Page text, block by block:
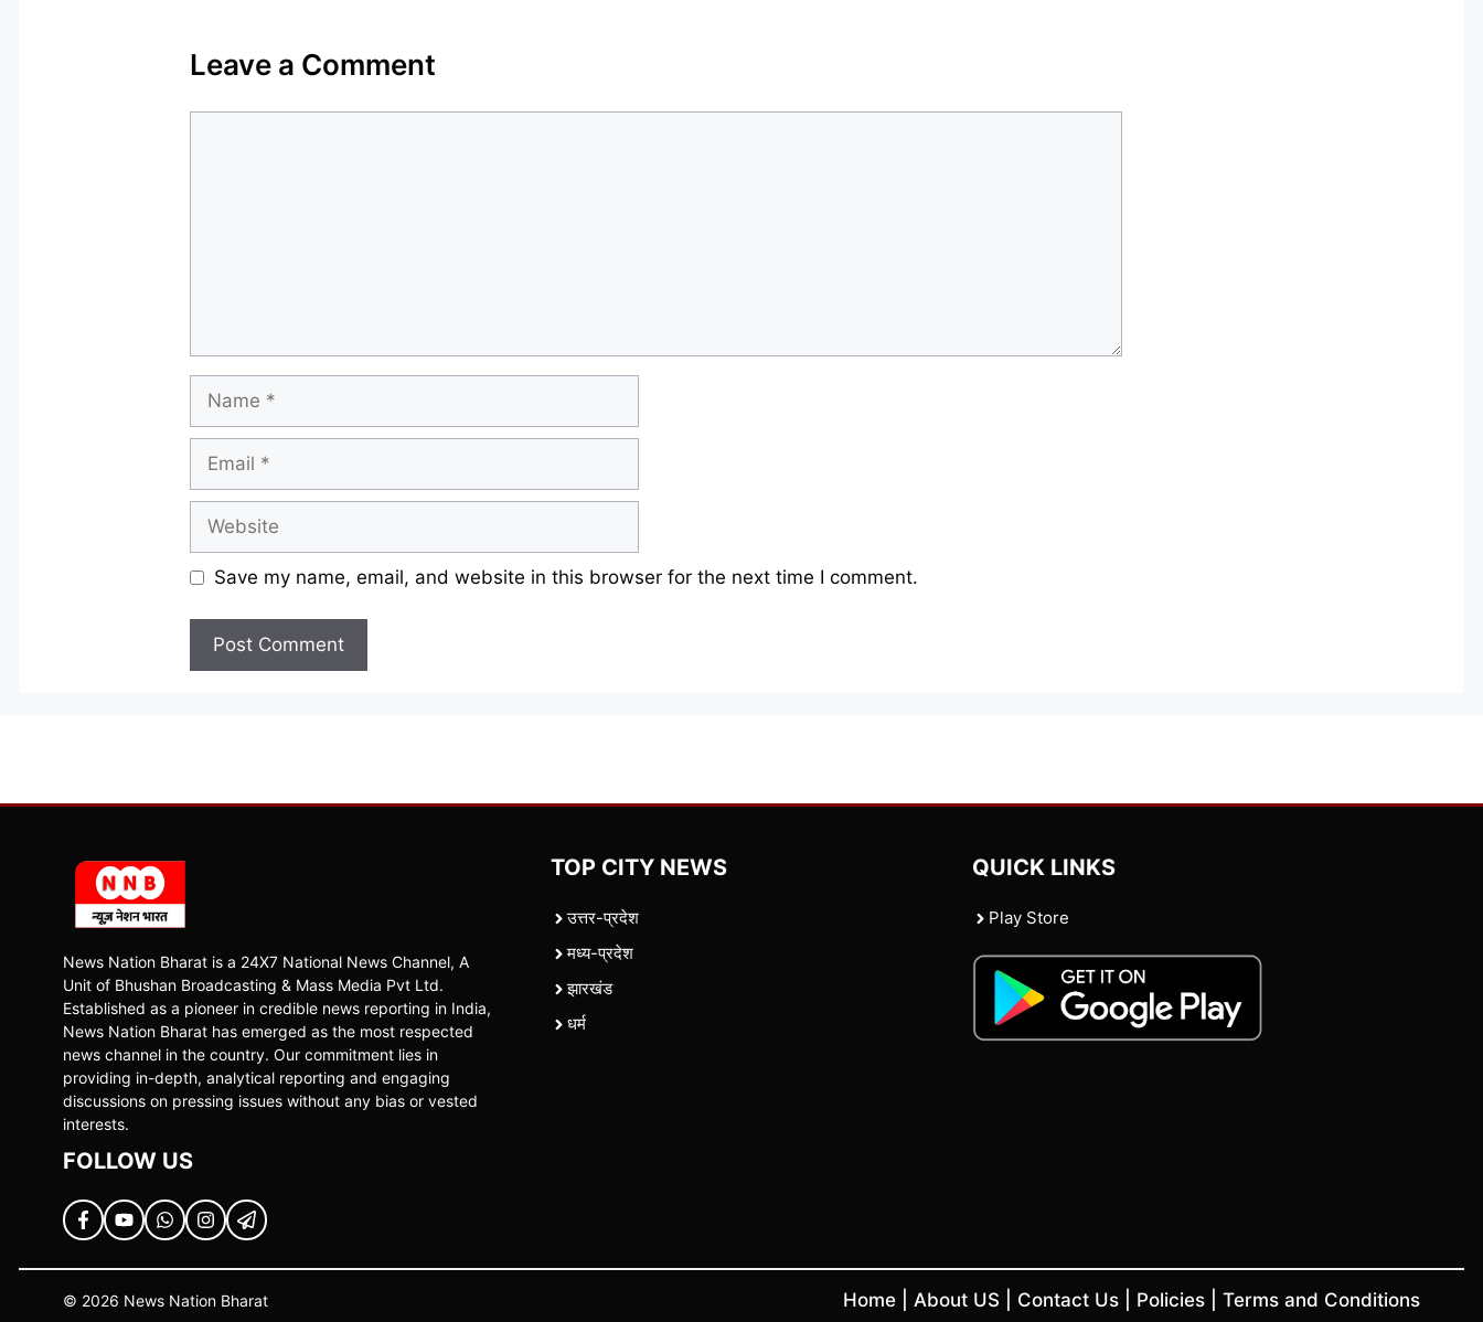
Leave a Comment
Save my name, email, and website in this browser for the next time I comment.
News Nation Bharat is a 24X7 National News Channel, A
Unit of Bhushan Broadcasting & Mass Media Pvt Ltd.
Established as a pioneer in credible news reporting in India,
News Nation Bharat has emerged as the most respected
news channel in the country. Our commitment lies in
providing in-depth, analytical reporting and engaging
discussions on pressing issues without any bias or vested
interests.
FOLLOW US
TOP CITY NEWS
उत्तर-प्रदेश
मध्य-प्रदेश
झारखंड
धर्म
QUICK LINKS
Play Store
© 2026 News Nation Bharat Home About US Contact Us Policies Terms and Conditions